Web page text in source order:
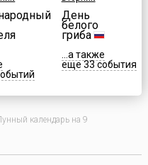
День
белого
гриба
...а также
еще 33 события
календарь на 9